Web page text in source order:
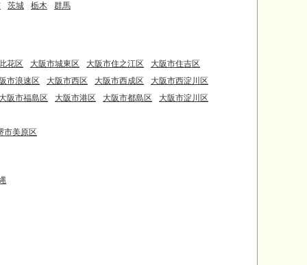
茨城 栃木 群馬
花区 大阪市城東区 大阪市住之江区
大阪市住吉区
市浪速区
大阪市西区 大阪市西成区
大阪市西淀川区
阪市福島区
大阪市港区 大阪市都島区 大阪市淀川区
市美原区